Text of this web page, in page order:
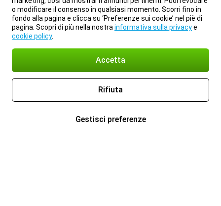
o modificare il consenso in qualsiasi momento. Scorri fino in
fondo alla pagina e clicca su ‘Preferenze sui cookie’ nel piè di
pagina. Scopri di più nella nostra informativa sulla privacye
cookie policy.
Accetta
Rifiuta
Gestisci preferenze